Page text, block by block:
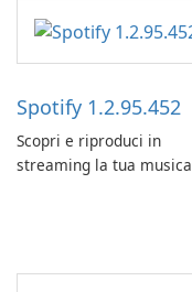
Spotify 1.2.95.452
Scopri e riproduci in
streaming la tua musica